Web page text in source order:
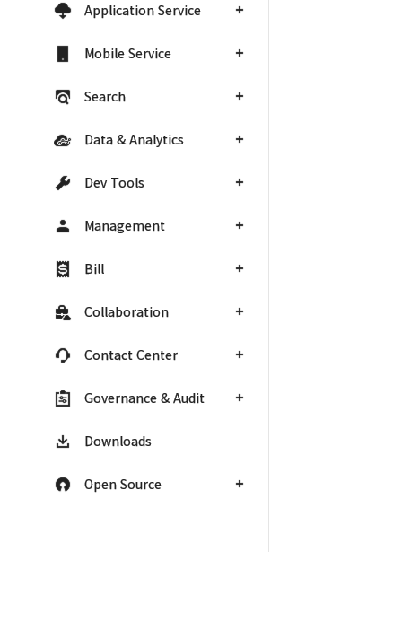
Application Service
Mobile Service
Search
Data & Analytics
Dev Tools
Management
Bill
Collaboration
Contact Center
Governance & Audit
Downloads
Open Source